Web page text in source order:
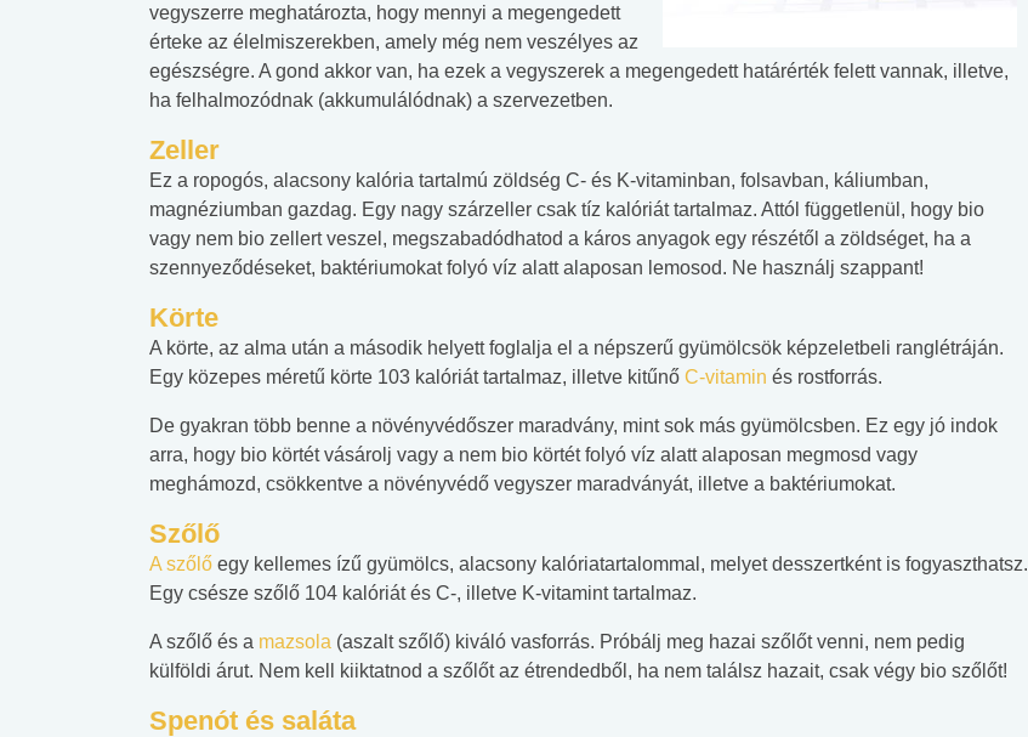
vegyszerre meghatározta, hogy mennyi a megengedett
érteke az élelmiszerekben, amely még nem veszélyes az
egészségre. A gond akkor van, ha ezek a vegyszerek a megengedett határérték felett vannak, illetve,
ha felhalmozódnak (akkumulálódnak) a szervezetben.
Zeller
Ez a ropogós, alacsony kalória tartalmú zöldség C- és K-vitaminban, folsavban, káliumban,
magnéziumban gazdag. Egy nagy szárzeller csak tíz kalóriát tartalmaz. Attól függetlenül, hogy bio
vagy nem bio zellert veszel, megszabadódhatod a káros anyagok egy részétől a zöldséget, ha a
szennyeződéseket, baktériumokat folyó víz alatt alaposan lemosod. Ne használj szappant!
Körte
A körte, az alma után a második helyett foglalja el a népszerű gyümölcsök képzeletbeli ranglétráján.
Egy közepes méretű körte 103 kalóriát tartalmaz, illetve kitűnő C-vitamin és rostforrás.
De gyakran több benne a növényvédőszer maradvány, mint sok más gyümölcsben. Ez egy jó indok
arra, hogy bio körtét vásárolj vagy a nem bio körtét folyó víz alatt alaposan megmosd vagy
meghámozd, csökkentve a növényvédő vegyszer maradványát, illetve a baktériumokat.
Szőlő
A szőlő egy kellemes ízű gyümölcs, alacsony kalóriatartalommal, melyet desszertként is fogyaszthatsz.
Egy csésze szőlő 104 kalóriát és C-, illetve K-vitamint tartalmaz.
A szőlő és a mazsola (aszalt szőlő) kiváló vasforrás. Próbálj meg hazai szőlőt venni, nem pedig
külföldi árut. Nem kell kiiktatnod a szőlőt az étrendedből, ha nem találsz hazait, csak végy bio szőlőt!
Spenót és saláta
#Zöldövezet
Mekkora az ökológiai
lábnyomod?
Elsősegély
tudásteszt
Angol középfokú
nyelvvizsga teszt -
Internet-függőség